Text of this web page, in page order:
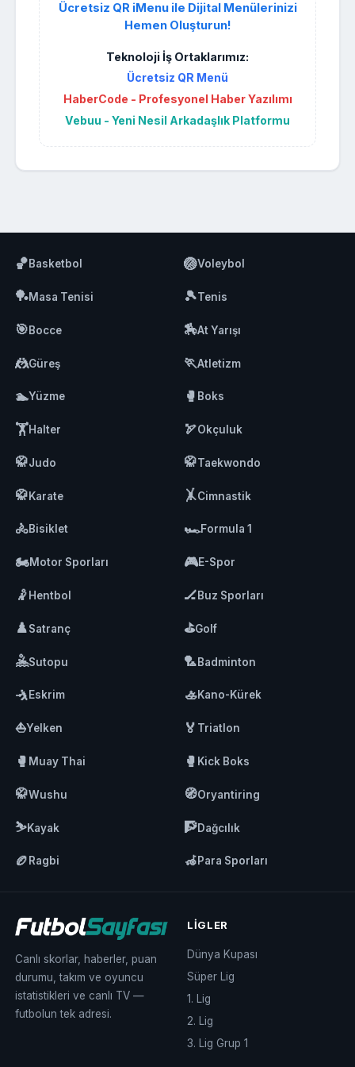
Ücretsiz QR iMenu ile Dijital Menülerinizi
Hemen Oluşturun!
Teknoloji İş Ortaklarımız:
Ücretsiz QR Menü
HaberCode - Profesyonel Haber Yazılımı
Vebuu - Yeni Nesil Arkadaşlık Platformu
🏀Basketbol 🏐Voleybol
🏓Masa Tenisi 🎾Tenis
🎯Bocce 🏇At Yarışı
🤼Güreş 🏃Atletizm
🏊Yüzme 🥊 Boks
🏋️Halter 🏹Okçuluk
🥋Judo 🥋Taekwondo
🥋Karate 🤸Cimnastik
🚴Bisiklet 🏎️Formula 1
🏍️Motor Sporları 🎮E-Spor
🤾 Hentbol 🏒Buz Sporları
♟️Satranç ⛳Golf
🤽Sutopu 🏸Badminton
🤺Eskrim 🚣Kano-Kürek
⛵Yelken 🏅 Triatlon
🥊 Muay Thai 🥊 Kick Boks
🥋Wushu 🧭Oryantiring
⛷️Kayak 🧗Dağcılık
🏉 Ragbi 🦽Para Sporları
Canlı skorlar, haberler, puan
durumu, takım ve oyuncu
istatistikleri ve canlı TV —
futbolun tek adresi.
LIGLER
Dünya Kupası
Süper Lig
1. Lig
2. Lig
3. Lig Grup 1